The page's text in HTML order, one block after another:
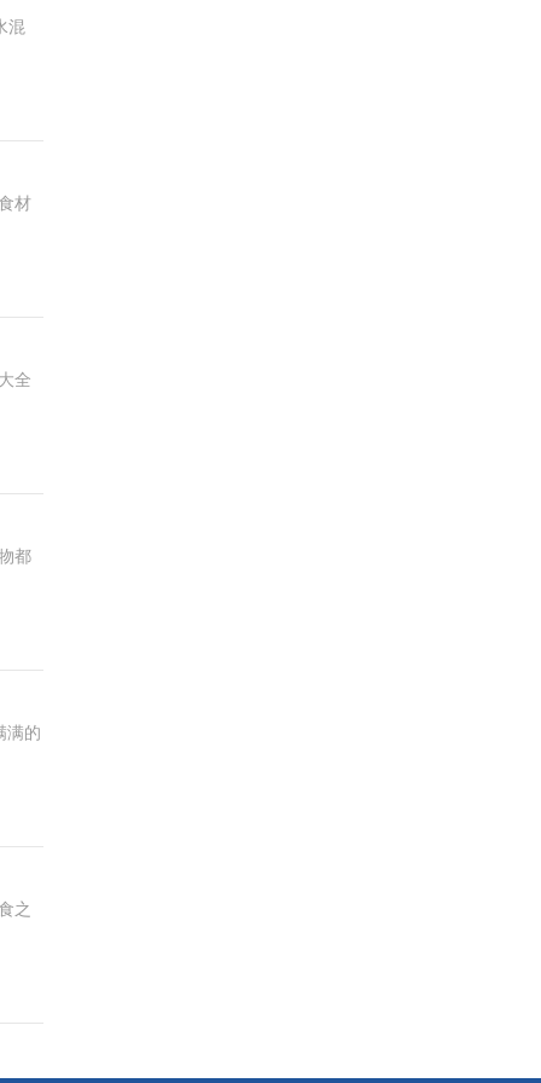
混
材
全
都
满的
之